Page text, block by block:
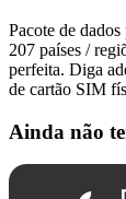
Pacote de
207 países /
perfeita. Diga
de cartão SIM
Ainda não